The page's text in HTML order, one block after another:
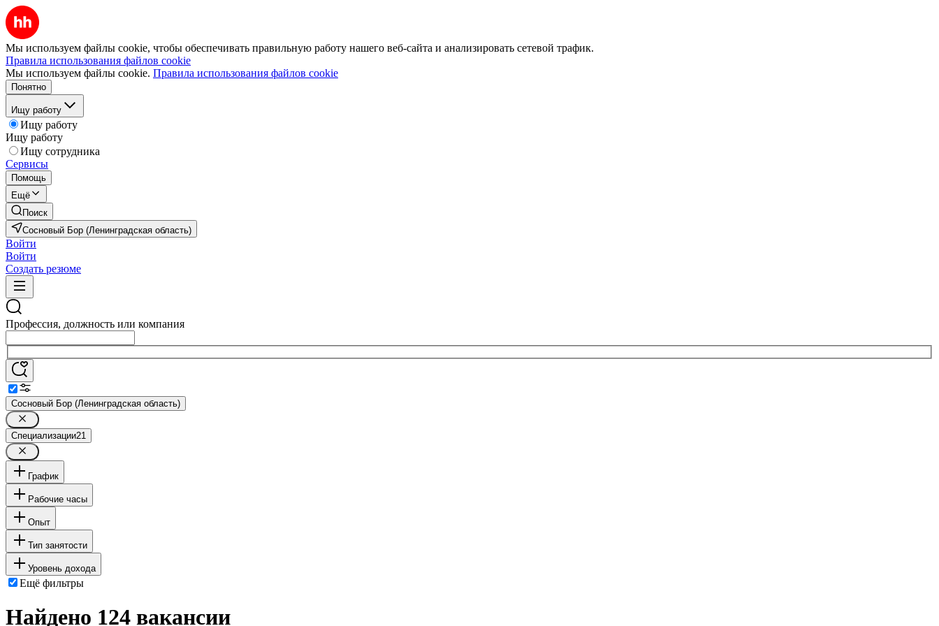
Мы используем файлы cookie, чтобы обеспечивать правильную работу нашего веб-сайта и анализировать сетевой трафик.
Правила использования файлов cookie
Мы используем файлы cookie. Правила использования файлов cookie
Понятно
Ищу работу
Ищу работу
Ищу работу
Ищу сотрудника
Сервисы
Помощь
Ещё
Поиск
Сосновый Бор (Ленинградская область)
Войти
Войти
Создать резюме
Профессия, должность или компания
Сосновый Бор (Ленинградская область)
Специализации21
График
Рабочие часы
Опыт
Тип занятости
Уровень дохода
Ещё фильтры
Найдено 124 вакансии